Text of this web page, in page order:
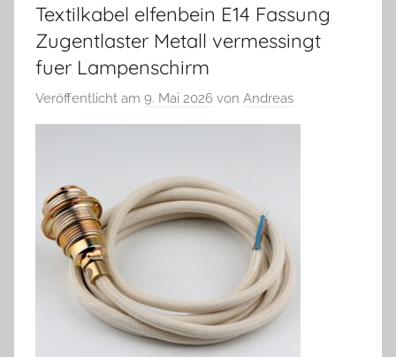
Textilkabel elfenbein E14 Fassung
Zugentlaster Metall vermessingt
fuer Lampenschirm
Veröffentlicht am 9. Mai 2026 von Andreas